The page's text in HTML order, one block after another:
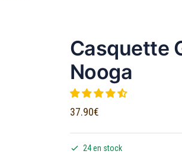
Casquette
Nooga
37.90€
24 en stock